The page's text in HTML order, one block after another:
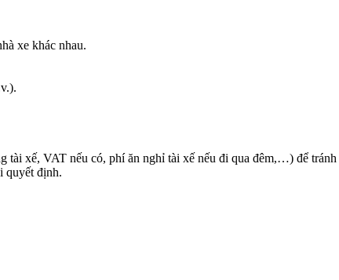
xe khác nhau.
xế, VAT nếu có, phí ăn nghỉ tài xế nếu đi qua đêm,…) để
quyết định.